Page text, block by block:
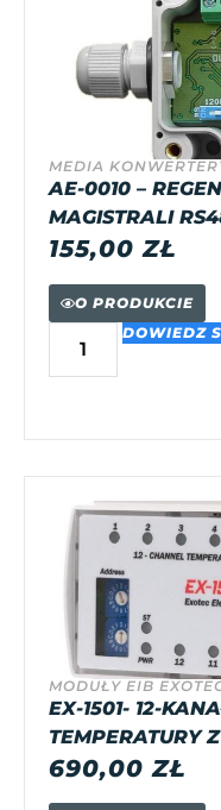
MEDIA
AE-0010 –
MAGISTRALI
155,00ZŁ
O PRODUKCIE
DOWIEDZ
MODUŁY EIB
EX-1501- 12-
TEMPERATURY
690,00ZŁ